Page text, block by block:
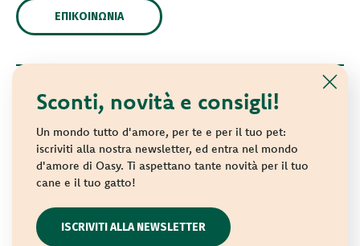
Sconti, novità e consigli!
Un mondo tutto d'amore, per te e per il tuo pet:
iscriviti alla nostra newsletter, ed entra nel mondo
d'amore di Oasy. Ti aspettano tante novità per il tuo
cane e il tuo gatto!
ISCRIVITI ALLA NEWSLETTER
ΕΠΙΚΟΙΝΩΝΊΑ
© 2021 Oasy. Με επιφύλαξη κάθε νόμιμου δικαιώματος.
Wonderfood S.p.A. Strada dei Censiti, 2 - 47891 Repubblica
di San Marino - C.o.E. SM 04018
Privacy policy-Cookie policy-Sitemap
websolute